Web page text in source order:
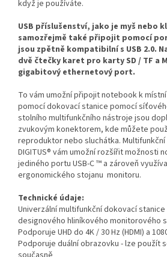
když je používáte.
USB příslušenství, jako je myš nebo
samozřejmě také připojit pomocí
jsou zpětně kompatibilní s USB 2.0.
dvě čtečky karet pro karty SD / TF a
gigabitový ethernetový port.
To vám umožní připojit notebook k
pomocí dokovací stanice pomocí
stolního multifunkčního nástroje jsou
zvukovým konektorem, kde můžete
reproduktor nebo sluchátka.
DIGITUS® vám umožní rozšířit možnosti
jediného portu USB-C ™ a zároveň
ergonomického stojanu monitoru.
Technické údaje:
Univerzální multifunkční dokovací
designového hliníkového monitorového
Podporuje UHD do 4K / 30 Hz (HDMI) a
Podporuje duální obrazovku - lze použít